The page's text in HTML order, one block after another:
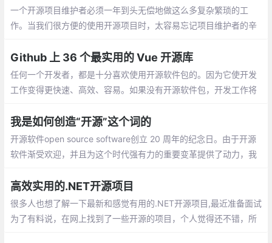
一个开源项目维护者必须一年到头无偿地做这么多复杂繁琐的工
作。当我们很方便的使用开源项目时，太容易忘记项目维护者的辛
Github 上 36 个最实用的 Vue 开源库
任何一个开发者，都是十分喜欢使用开源软件包的。因为它使开发
工作变得更快速、高效、容易。如果没有开源软件包，开发工作将
用的 Vue 开源库，建议收藏！
我是如何创造“开源”这个词的
开源软件open source software创立 20 周年的纪念日。由于开源
软件渐受欢迎，并且为这个时代强有力的重要变革提供了动力，我
高效实用的.NET开源项目
很多人也想了解一下最新和感觉有用的.NET开源项目,最近准备面试
为了有料说，在网上找到了一些开源的项目，个人觉得还不错，所